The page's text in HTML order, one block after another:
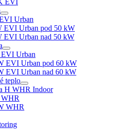
EVI
Urban
EVI Urban pod 50 kW
EVI Urban nad 50 kW
Urban
EVI Urban pod 60 kW
EVI Urban nad 60 kW
teplo
H WHR Indoor
WHR